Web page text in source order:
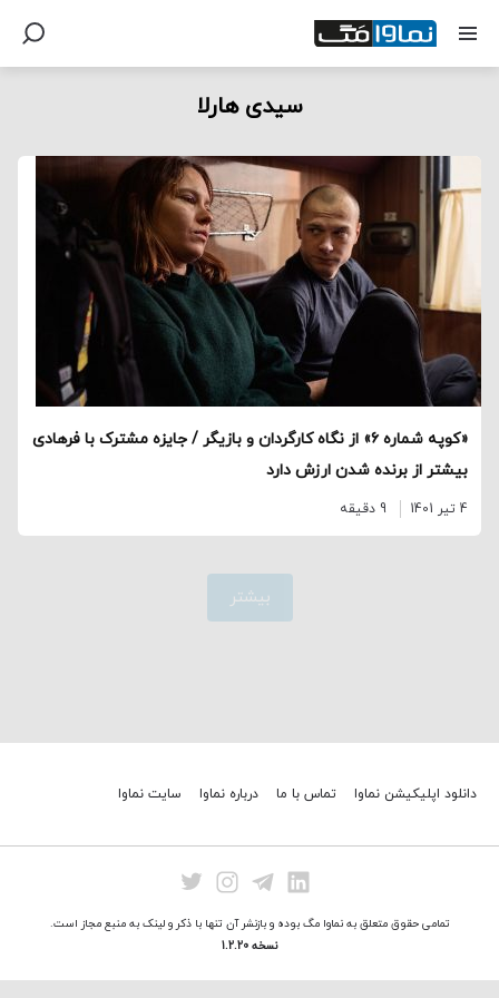
سیدی هارلا
«کوپه شماره ۶» از نگاه کارگردان و بازیگر / جایزه مشترک با فرهادی
بیشتر از برنده شدن ارزش دارد
4 تیر 1401 9 دقیقه
بیشتر
دانلود اپلیکیشن نماوا تماس با ما درباره نماوا سایت نماوا
تمامی حقوق متعلق به نماوا مگ بوده و بازنشر آن تنها با ذکر و لینک به منبع مجاز است.
نسخه 1.2.20